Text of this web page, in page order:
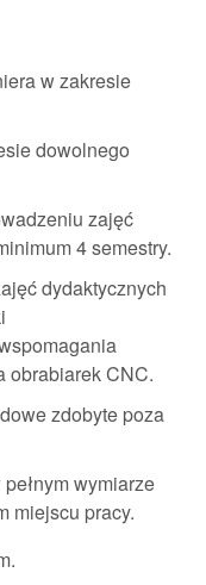
w zakresie
dowolnego
zajęć
4 semestry.
dydaktycznych
obrabiarek CNC.
zdobyte poza
wymiarze
miejscu pracy.